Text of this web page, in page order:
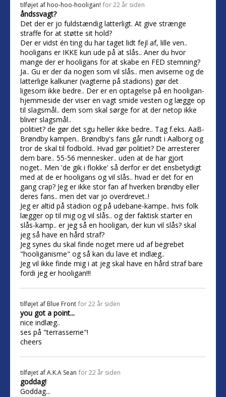
tilføjet af hoo-hoo-hooligan! for 22 år siden
åndssvagt?
Det der er jo fuldstændig latterligt. At give strænge
straffe for at støtte sit hold?
Der er vidst én ting du har taget lidt fejl af, lille ven..
hooligans er IKKE kun ude på at slås.. Aner du hvor
mange der er hooligans for at skabe en FED stemning?
Ja.. Gu er der da nogen som vil slås.. men aviserne og de
latterlige kalkuner (vagterne på stadions) gør det
ligesom ikke bedre.. Der er en optagelse på en hooligan-
hjemmeside der viser en vagt smide vesten og lægge op
til slagsmål.. dem som skal sørge for at der netop ikke
bliver slagsmål..
politiet? de gør det sgu heller ikke bedre.. Tag f.eks. AaB-
Brøndby kampen.. Brøndby's fans går rundt i Aalborg og
tror de skal til fodbold.. Hvad gør politiet? De arresterer
dem bare.. 55-56 mennesker.. uden at de har gjort
noget.. Men 'de gik i flokke' så derfor er det ensbetydigt
med at de er hooligans og vil slås.. hvad er det for en
gang crap? Jeg er ikke stor fan af hverken brøndby eller
deres fans.. men det var jo overdrevet..!
Jeg er altid på stadion og på udebane-kampe.. hvis folk
lægger op til mig og vil slås.. og der faktisk starter en
slås-kamp.. er jeg så en hooligan, der kun vil slås? skal
jeg så have en hård straf?
Jeg synes du skal finde noget mere ud af begrebet
"hooliganisme" og så kan du lave et indlæg..
Jeg vil ikke finde mig i at jeg skal have en hård straf bare
fordi jeg er hooligan!!!
tilføjet af Blue Front for 22 år siden
you got a point...
nice indlæg..
ses på "terrasserne"!
cheers
tilføjet afA.K.A Sean for 22 år siden
goddag!
Goddag...